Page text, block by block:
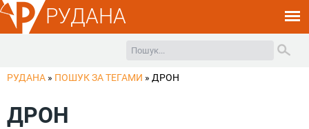
РУДАНА
РУДАНА » ПОШУК ЗА ТЕГАМИ » ДРОН
ДРОН